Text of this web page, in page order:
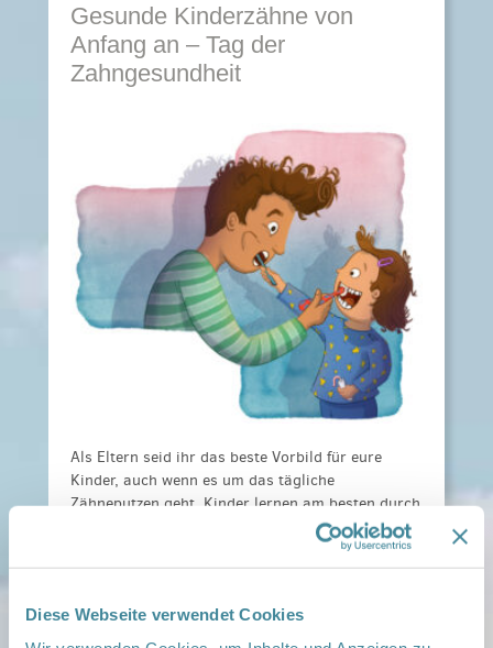
Diese Webseite verwendet Cookies
Gesunde Kinderzähne von
Anfang an – Tag der
Zahngesundheit
Als Eltern seid ihr das beste Vorbild für eure
Kinder, auch wenn es um das tägliche
Zähneputzen geht. Kinder lernen am besten durch
Nachahmung, daher ist es wichtig, das
Zähneputzen gemeinsam zu einer festen
Familienroutine zu machen. Wenn euer Kind sieht,
es, dass Zahnpflege für alle dazugehört. So wird
Zähneputzen von Anfang an zur